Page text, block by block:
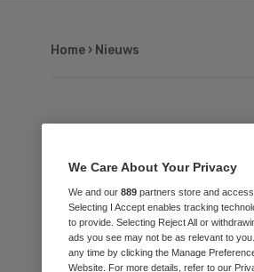
Home › Nieuws
Aegon
VUmc
We Care About Your Privacy
We and our 889 partners store and
Selecting I Accept enables tracking
to provide. Selecting Reject All or
ads you see may not be as relevant to
any time by clicking the Manage
Website. For more details, refer to our